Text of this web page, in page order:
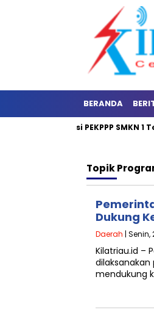
BERANDA
Sosialisasi PEKPPP SMKN 1
Topik
Dukung
Daerah | Senin,
Kilatriau.id –
mendukung